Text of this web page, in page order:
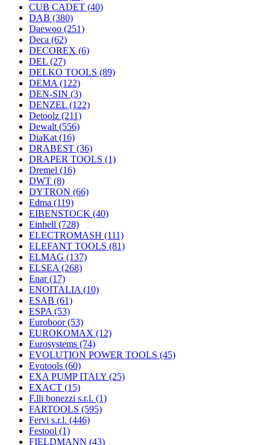
CUB CADET (40)
DAB (380)
Daewoo (251)
Deca (62)
DECOREX (6)
DEL (27)
DELKO TOOLS (89)
DEMA (122)
DEN-SIN (3)
DENZEL (122)
Detoolz (211)
Dewalt (556)
DiaKat (16)
DRABEST (36)
DRAPER TOOLS (1)
Dremel (16)
DWT (8)
DYTRON (66)
Edma (119)
EIBENSTOCK (40)
Einhell (728)
ELECTROMASH (111)
ELEFANT TOOLS (81)
ELMAG (137)
ELSEA (268)
Enar(17)
ENOITALIA (10)
ESAB (61)
ESPA (53)
Euroboor(53)
EUROKOMAX (12)
Eurosystems (74)
EVOLUTION POWER TOOLS (45)
Evotools (60)
EXA PUMP ITALY (25)
EXACT (15)
F.lli bonezzi s.r.l. (1)
FARTOOLS (595)
Fervi s.r.l. (446)
Festool (1)
FIELDMANN (43)